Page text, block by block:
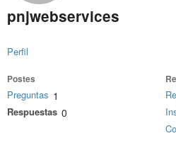
pnjwebservices
Perfil
Postes
Preguntas 1
Respuestas 0